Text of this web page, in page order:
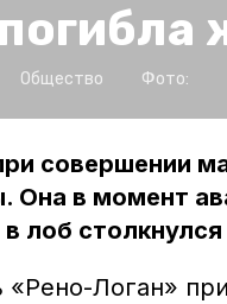
Общество Фото:
совершении
Она в момент
лоб
«Рено-Логан»